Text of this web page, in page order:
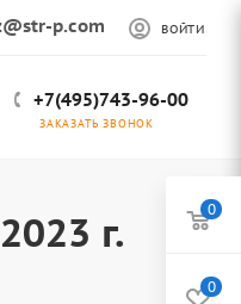
p.com ВОЙТИ
+7(495)743-96-00
ЗАКАЗАТЬ ЗВОНОК
г. 0
0